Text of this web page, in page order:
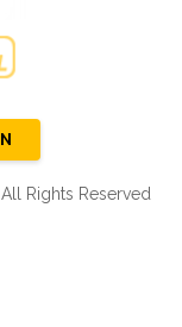
Rights Reserved